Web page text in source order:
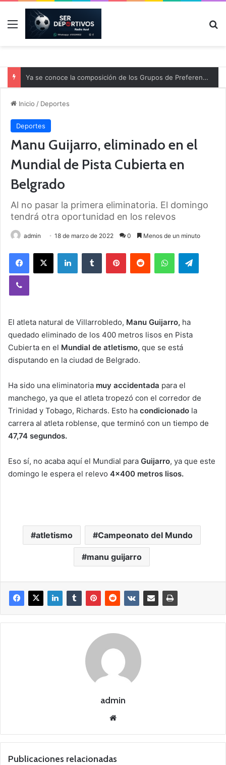
Menú
Ya se conoce la composición de los Grupos de Preferente y el calendario
Inicio / Deportes
Deportes
Manu Guijarro, eliminado en el
Mundial de Pista Cubierta en
Belgrado
Al no pasar la primera eliminatoria. El domingo
tendrá otra oportunidad en los relevos
admin 18 de marzo de 2022 0 Menos de un minuto
El atleta natural de Villarrobledo, Manu Guijarro, ha
quedado eliminado de los 400 metros lisos en Pista
Cubierta en el Mundial de atletismo, que se está
disputando en la ciudad de Belgrado.
Ha sido una eliminatoria muy accidentada para el
manchego, ya que el atleta tropezó con el corredor de
Trinidad y Tobago, Richards. Esto ha condicionado la
carrera al atleta roblense, que terminó con un tiempo de
47,74 segundos.
Eso sí, no acaba aquí el Mundial para Guijarro, ya que este
domingo le espera el relevo 4×400 metros lisos.
atletismo Campeonato del Mundo
manu guijarro
admin
we
Publicaciones relacionadas